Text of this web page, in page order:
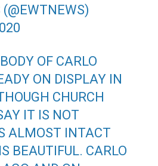
OF CARLO
ON DISPLAY IN
CHURCH
IT IS NOT
ALMOST INTACT
BEAUTIFUL. CARLO